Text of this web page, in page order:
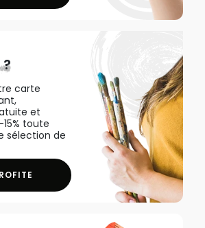
carte
et
toute
sélection de